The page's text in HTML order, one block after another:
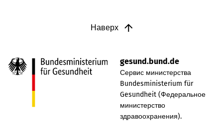
Наверх
gesund.bund.de
Сервис министерства
Bundesministerium für
Gesundheit (Федеральное
министерство
здравоохранения).